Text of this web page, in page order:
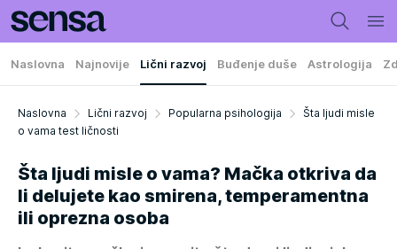
Naslovna Najnovije Lični razvoj Buđenje duše Astrologija
Naslovna Lični razvoj Popularna psihologija
Šta ljudi misle
o vama test ličnosti
Šta ljudi misle o vama? Mačka otkriva da
li delujete kao smirena, temperamentna
ili oprezna osoba